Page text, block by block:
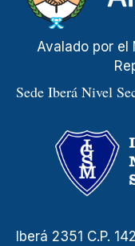
Avalado por el
Sede Iberá Nivel
Iberá 2351 C.P.